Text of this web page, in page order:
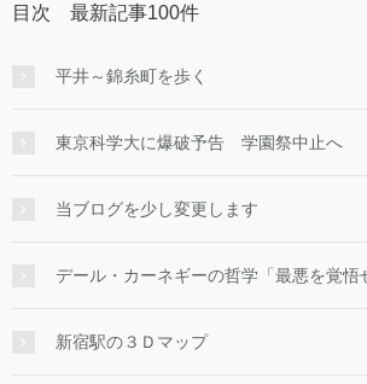
目次 最新記事100件
平井～錦糸町を歩く
東京科学大に爆破予告 学園祭中止へ
当ブログを少し変更します
デール・カーネギーの哲学「最悪を覚悟
新宿駅の３Ｄマップ